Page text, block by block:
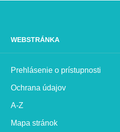
WEBSTRÁNKA
Prehlásenie o prístupnosti
Ochrana údajov
A-Z
Mapa stránok